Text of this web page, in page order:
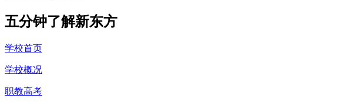
五分钟了解新东方
学校首页
学校概况
职教高考